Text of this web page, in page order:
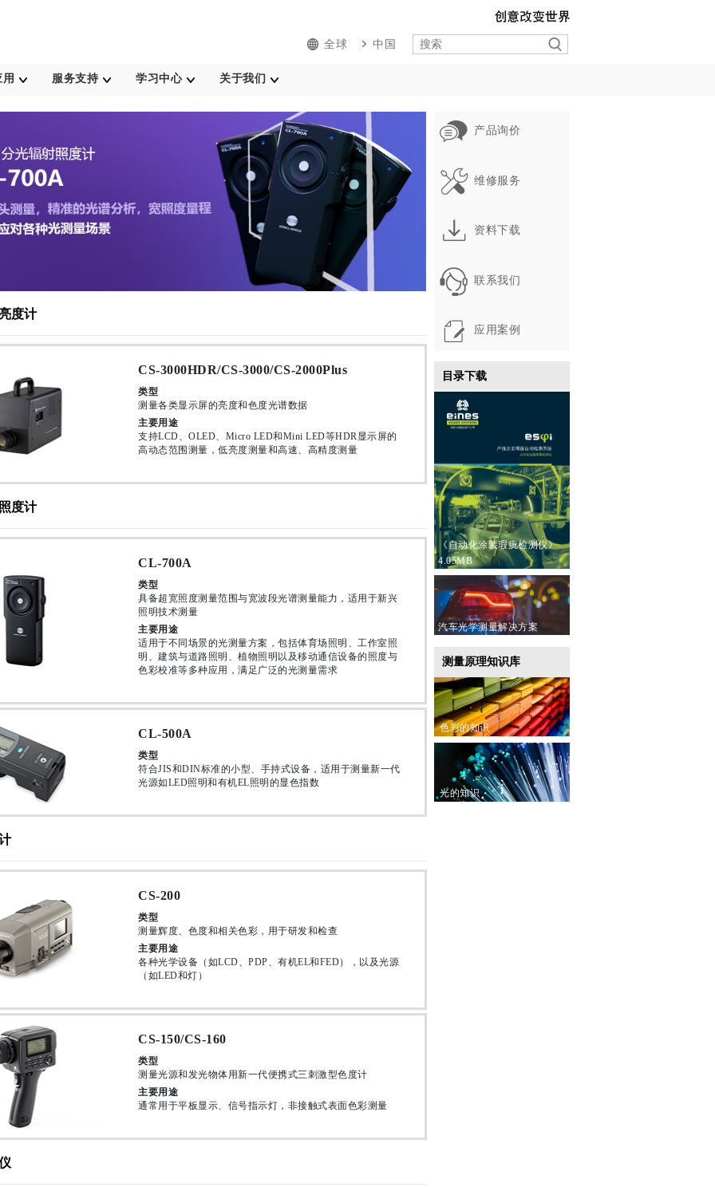
全球 中国
服务支持 学习中心 关于我们
度计
CS-3000HDR/CS-3000/CS-2000Plus
类型
测量各类显示屏的亮度和色度光谱数据
主要用途
支持LCD、OLED、Micro LED和Mini LED等HDR显示屏的
高动态范围测量，低亮度测量和高速、高精度测量
度计
CL-700A
类型
具备超宽照度测量范围与宽波段光谱测量能力，适用于新兴
照明技术测量
主要用途
适用于不同场景的光测量方案，包括体育场照明、工作室照
明、建筑与道路照明、植物照明以及移动通信设备的照度与
色彩校准等多种应用，满足广泛的光测量需求
CL-500A
类型
符合JIS和DIN标准的小型、手持式设备，适用于测量新一代
光源如LED照明和有机EL照明的显色指数
CS-200
类型
测量辉度、色度和相关色彩，用于研发和检查
主要用途
各种光学设备（如LCD、PDP、有机EL和FED），以及光源
（如LED和灯）
CS-150/CS-160
类型
测量光源和发光物体用新一代便携式三刺激型色度计
主要用途
通常用于平板显示、信号指示灯，非接触式表面色彩测量
产品询价
维修服务
资料下载
联系我们
应用案例
目录下载
《自动化涂装瑕疵检测仪》
4.05MB
汽车光学测量解决方案
测量原理知识库
色彩的知识
光的知识